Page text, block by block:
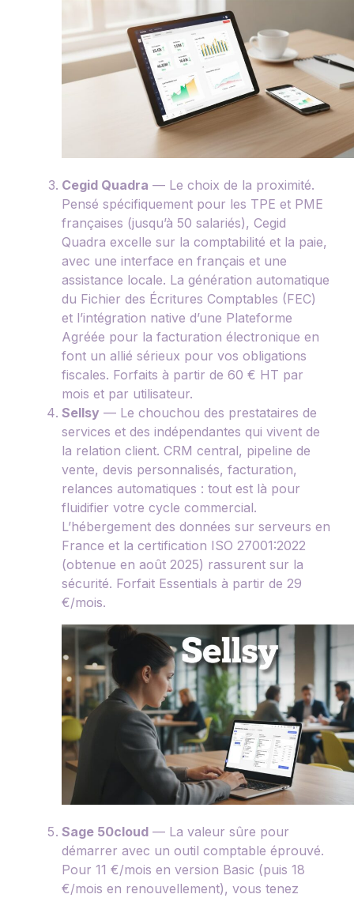
Cegid Quadra — Le choix de la proximité.
Pensé spécifiquement pour les TPE et PME
françaises (jusqu’à 50 salariés), Cegid
Quadra excelle sur la comptabilité et la paie,
avec une interface en français et une
assistance locale. La génération automatique
du Fichier des Écritures Comptables (FEC)
et l’intégration native d’une Plateforme
Agréée pour la facturation électronique en
font un allié sérieux pour vos obligations
fiscales. Forfaits à partir de 60 € HT par
mois et par utilisateur.
Sellsy — Le chouchou des prestataires de
services et des indépendantes qui vivent de
la relation client. CRM central, pipeline de
vente, devis personnalisés, facturation,
relances automatiques : tout est là pour
fluidifier votre cycle commercial.
L’hébergement des données sur serveurs en
France et la certification ISO 27001:2022
(obtenue en août 2025) rassurent sur la
sécurité. Forfait Essentials à partir de 29
€/mois.
Sage 50cloud — La valeur sûre pour
démarrer avec un outil comptable éprouvé.
Pour 11 €/mois en version Basic (puis 18
€/mois en renouvellement), vous tenez